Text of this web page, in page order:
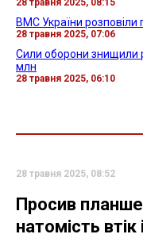
28 травня 2025, 08:15
ВМС України розповіли
28 травня 2025, 07:06
Сили оборони знищили
млн
28 травня 2025, 06:10
28 травня 2025, 08:52
Просив
натомість втік